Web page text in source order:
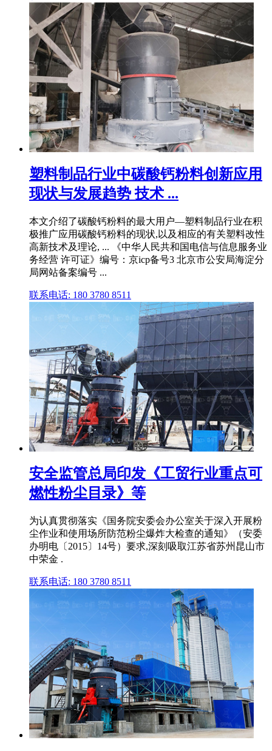
塑料制品行业中碳酸钙粉料创新应用
现状与发展趋势 技术 ...
本文介绍了碳酸钙粉料的最大用户—塑料制品行业在积
极推广应用碳酸钙粉料的现状,以及相应的有关塑料改性
高新技术及理论, ... 《中华人民共和国电信与信息服务业
务经营 许可证》编号：京icp备号3 北京市公安局海淀分
局网站备案编号 ...
联系电话: 180 3780 8511
安全监管总局印发《工贸行业重点可
燃性粉尘目录》等
为认真贯彻落实《国务院安委会办公室关于深入开展粉
尘作业和使用场所防范粉尘爆炸大检查的通知》（安委
办明电〔2015〕14号）要求,深刻吸取江苏省苏州昆山市
中荣金 .
联系电话: 180 3780 8511